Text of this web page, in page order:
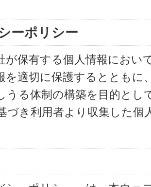
ーポリシー
が保有する個人情報におい
を適切に保護するとともに
うる体制の構築を目的とし
づき利用者より収集した個